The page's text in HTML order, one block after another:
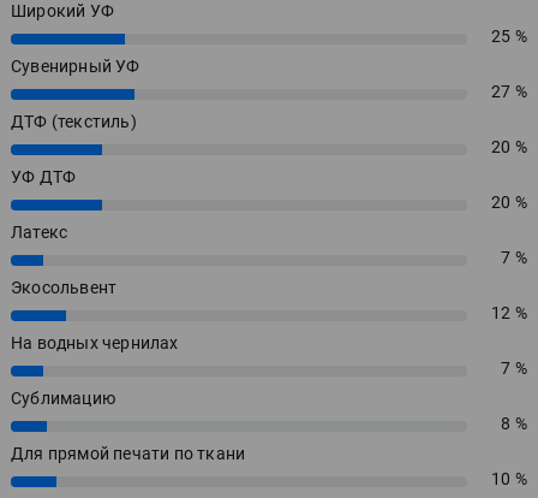
Широкий УФ
25%
25 %
Сувенирный УФ
27%
27 %
ДТФ (текстиль)
20%
20 %
УФ ДТФ
20%
20 %
Латекс
7%
7 %
Экосольвент
12%
12 %
На водных чернилах
7%
7 %
Сублимацию
8%
8 %
Для прямой печати по ткани
10%
10 %